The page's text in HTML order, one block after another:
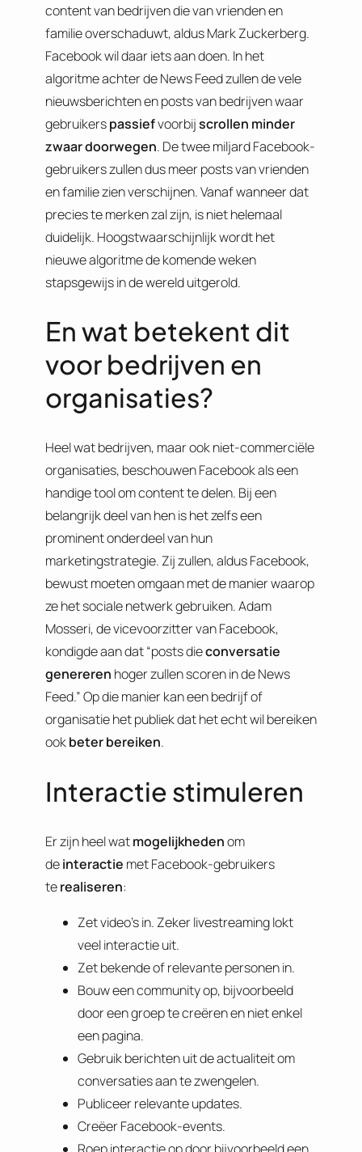
content van bedrijven die van vrienden en
familie overschaduwt, aldus Mark Zuckerberg.
Facebook wil daar iets aan doen. In het
algoritme achter de News Feed zullen de vele
nieuwsberichten en posts van bedrijven waar
gebruikerspassiefvoorbijscrollen minder
zwaar doorwegen. De twee miljard Facebook-
gebruikers zullen dus meer posts van vrienden
en familie zien verschijnen. Vanaf wanneer dat
precies te merken zal zijn, is niet helemaal
duidelijk. Hoogstwaarschijnlijk wordt het
nieuwe algoritme de komende weken
stapsgewijs in de wereld uitgerold.
En wat betekent dit
voor bedrijven en
organisaties?
Heel wat bedrijven, maar ook niet-commerciële
organisaties, beschouwen Facebook als een
handige tool om content te delen. Bij een
belangrijk deel van hen is het zelfs een
prominent onderdeel van hun
marketingstrategie. Zij zullen, aldus Facebook,
bewust moeten omgaan met de manier waarop
ze het sociale netwerk gebruiken. Adam
Mosseri, de vicevoorzitter van Facebook,
kondigde aan dat “posts dieconversatie
genereren hoger zullen scoren in de News
Feed.” Op die manier kan een bedrijf of
organisatie het publiek dat het echt wil bereiken
ookbeter bereiken.
Interactie stimuleren
Er zijn heel watmogelijkhedenom
deinteractie met Facebook-gebruikers
terealiseren:
Zet video’s in. Zeker livestreaming lokt
veel interactie uit.
Zet bekende of relevante personen in.
Bouw een community op, bijvoorbeeld
door een groep te creëren en niet enkel
een pagina.
Gebruik berichten uit de actualiteit om
conversaties aan te zwengelen.
Publiceer relevante updates.
Creëer Facebook-events.